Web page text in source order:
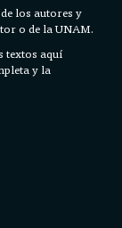
los autores y
o de la UNAM.
textos aquí
y la